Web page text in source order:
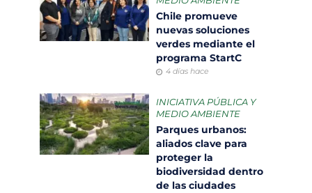
Chile promueve
nuevas soluciones
verdes mediante el
programa StartC
4 días hace
INICIATIVA PÚBLICA Y
MEDIO AMBIENTE
Parques urbanos:
aliados clave para
proteger la
biodiversidad dentro
de las ciudades